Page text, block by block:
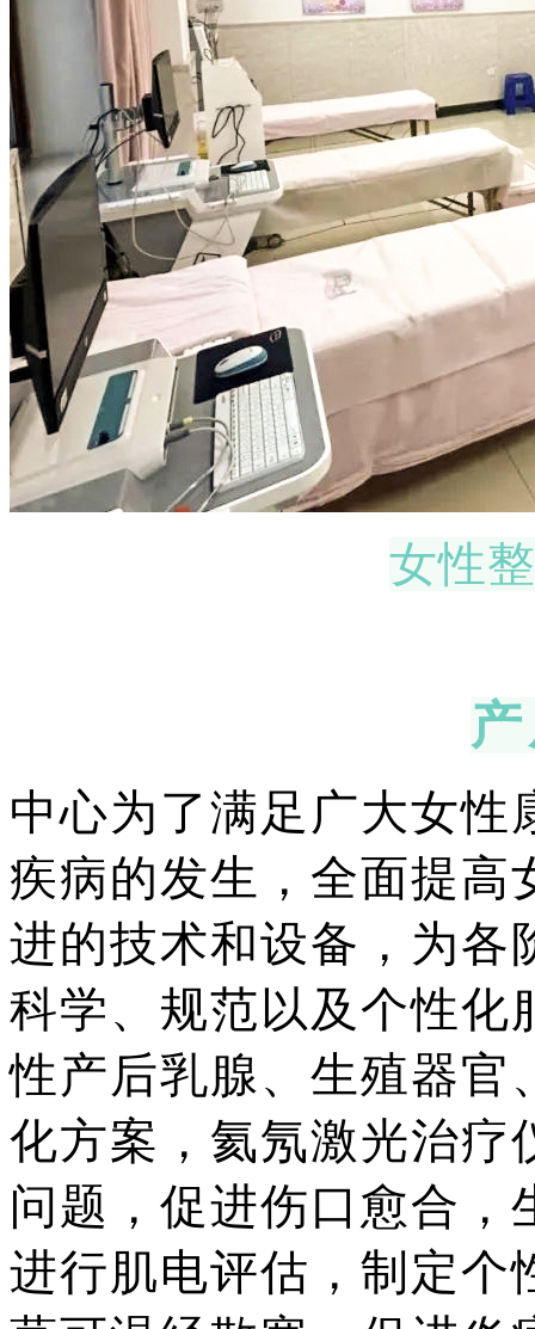
女性
中心为了满足广大女性
疾病的发生，全面提高
进的技术和设备，为各
科学、规范以及个性化
性产后乳腺、生殖器官
化方案，氦氖激光治疗
问题，促进伤口愈合
进行肌电评估，制定个